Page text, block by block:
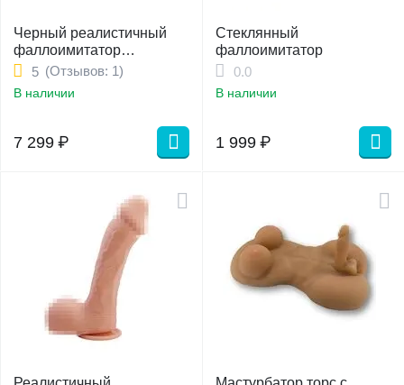
Черный реалистичный
фаллоимитатор
"Kingkong-XXl"
(Отзывов: 1)
5
В наличии
7 299 ₽
Стеклянный
фаллоимитатор
0.0
В наличии
1 999 ₽